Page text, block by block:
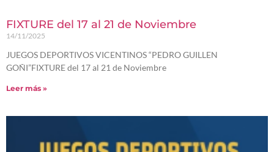
FIXTURE del 17 al 21 de Noviembre
14/11/2025
JUEGOS DEPORTIVOS VICENTINOS “PEDRO GUILLEN
GOÑI”FIXTURE del 17 al 21 de Noviembre
Leer más »